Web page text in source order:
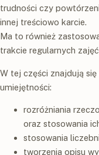
trudności czy
innej treściowo karcie.
Ma to również
trakcie regularnych
W tej części znajdują
umiejętności:
rozróżniania
oraz stosowania
stosowania
tworzenia opisu